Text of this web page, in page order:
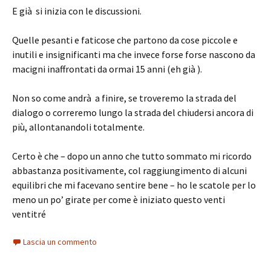
E già si inizia con le discussioni.
Quelle pesanti e faticose che partono da cose piccole e
inutili e insignificanti ma che invece forse forse nascono da
macigni inaffrontati da ormai 15 anni (eh già ).
Non so come andrà a finire, se troveremo la strada del
dialogo o correremo lungo la strada del chiudersi ancora di
più, allontanandoli totalmente.
Certo è che – dopo un anno che tutto sommato mi ricordo
abbastanza positivamente, col raggiungimento di alcuni
equilibri che mi facevano sentire bene – ho le scatole per lo
meno un po’ girate per come è iniziato questo venti
ventitré
Lascia un commento